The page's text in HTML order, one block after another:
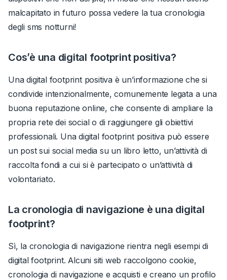
malcapitato in futuro possa vedere la tua cronologia
degli sms notturni!
Cos’è una digital footprint positiva?
Una digital footprint positiva è un’informazione che si
condivide intenzionalmente, comunemente legata a una
buona reputazione online, che consente di ampliare la
propria rete dei social o di raggiungere gli obiettivi
professionali. Una digital footprint positiva può essere
un post sui social media su un libro letto, un’attività di
raccolta fondi a cui si è partecipato o un’attività di
volontariato.
La cronologia di navigazione è una digital
footprint?
Sì, la cronologia di navigazione rientra negli esempi di
digital footprint. Alcuni siti web raccolgono cookie,
cronologia di navigazione e acquisti e creano un profilo